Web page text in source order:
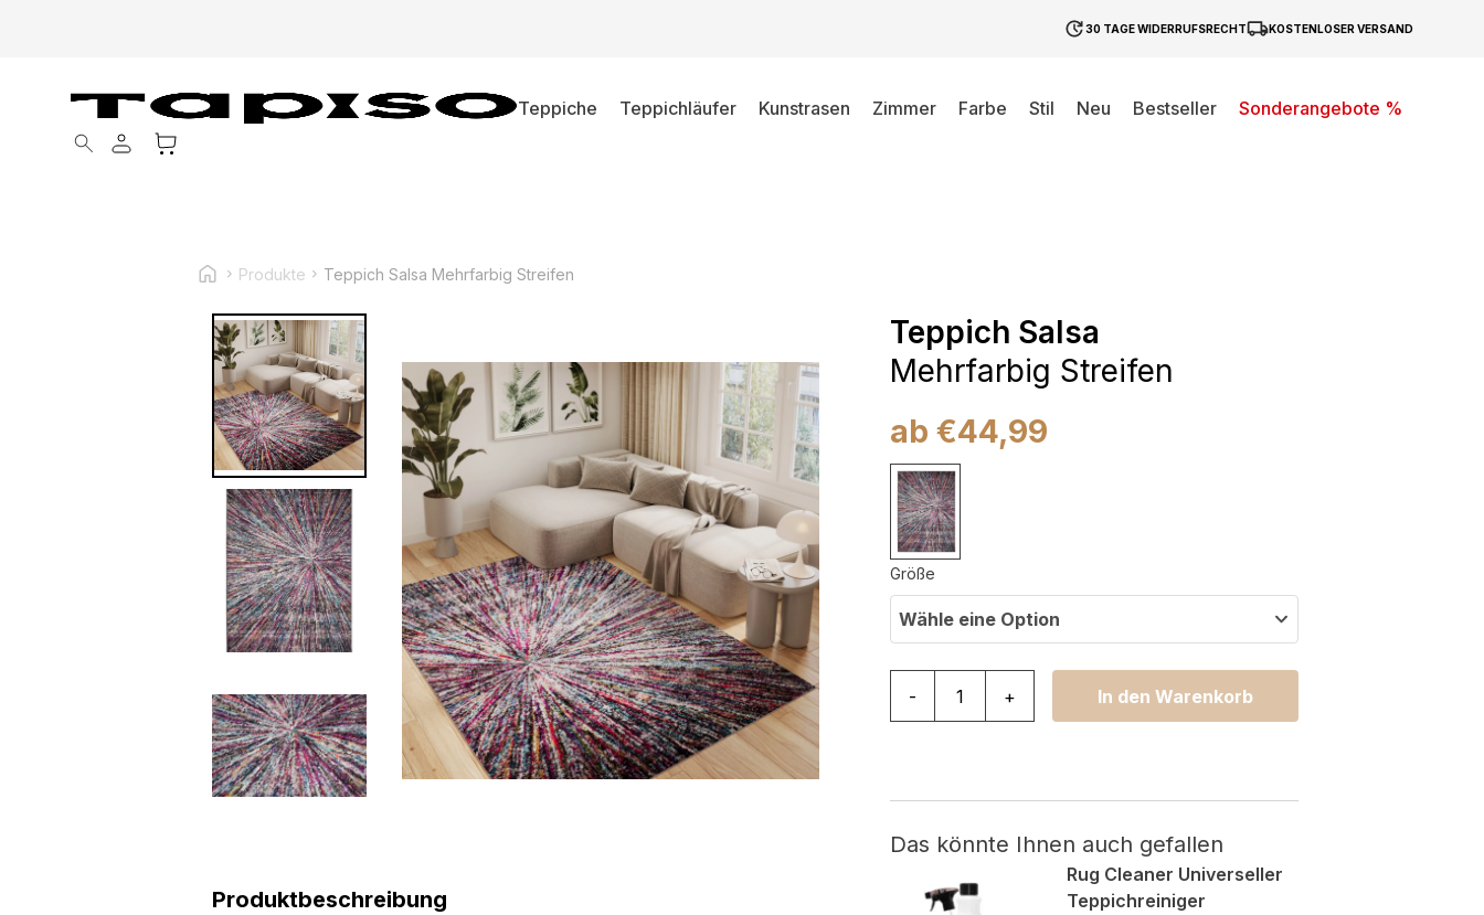
30 TAGE WIDERRUFSRECHT KOSTENLOSER VERSAND
Teppiche Teppichläufer Kunstrasen Zimmer Farbe Stil Neu Bestseller
Sonderangebote %
Products search
Produkte Teppich Salsa Mehrfarbig Streifen
Produktbeschreibung
Teppich Salsa
Mehrfarbig Streifen
ab €44,99
Größe
Wähle eine Option
- + In den Warenkorb
Das könnte Ihnen auch gefallen
Rug Cleaner Universeller
Teppichreiniger